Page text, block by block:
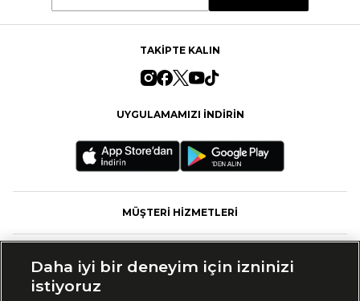
TAKİPTE KALIN
UYGULAMAMIZI İNDİRİN
MÜŞTERİ HİZMETLERİ
Daha iyi bir deneyim için izninizi
istiyoruz